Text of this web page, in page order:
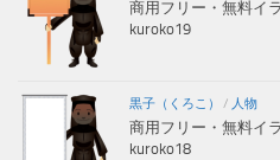
商用フリー・無料イ
kuroko19
黒子（くろこ） / 人物
商用フリー・無料イ
kuroko18